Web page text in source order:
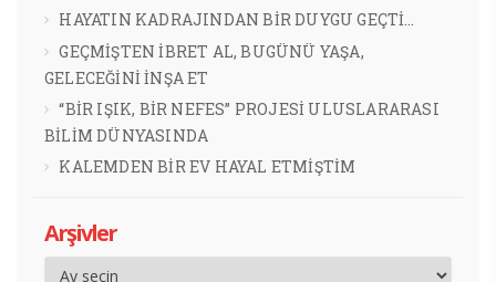
HAYATIN KADRAJINDAN BİR DUYGU GEÇTİ…
GEÇMİŞTEN İBRET AL, BUGÜNÜ YAŞA,
GELECEĞİNİ İNŞA ET
“BİR IŞIK, BİR NEFES” PROJESİ ULUSLARARASI
BİLİM DÜNYASINDA
KALEMDEN BİR EV HAYAL ETMİŞTİM
Arşivler